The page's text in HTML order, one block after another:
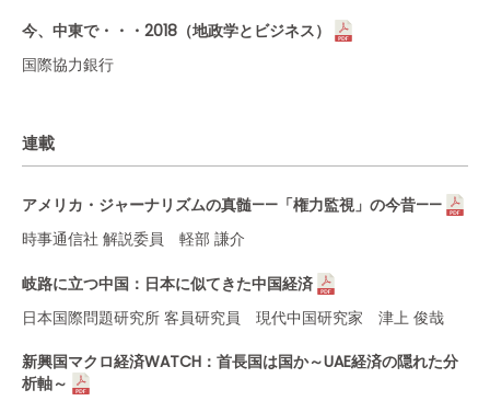
今、中東で・・・2018（地政学とビジネス）
国際協力銀行
連載
アメリカ・ジャーナリズムの真髄——「権力監視」の今昔——
時事通信社 解説委員 軽部 謙介
岐路に立つ中国：日本に似てきた中国経済
日本国際問題研究所 客員研究員 現代中国研究家 津上 俊哉
新興国マクロ経済WATCH：首長国は国か～UAE経済の隠れた分
析軸～